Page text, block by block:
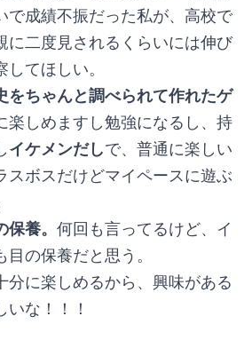
で成績不振だった私が、高校で
に二度見されるくらいには伸び
てほしい。
をちゃんと調べられて作れたゲ
楽しめますし勉強になるし、持
イケメンだしで、普通に楽しい
スボスだけどマイペースに遊ぶ
養。 何回も言ってるけど、イ
の保養だと思う。
分に楽しめるから、興味がある
な！！！